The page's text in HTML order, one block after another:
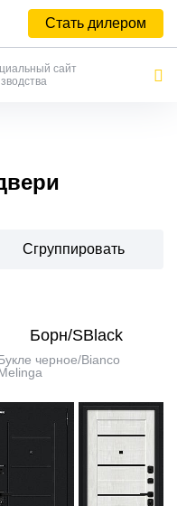
Стать дилером
сайт
Сгруппировать
Борн/SBlack
черное/Bianco